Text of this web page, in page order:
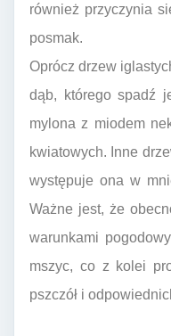
również przyczynia
posmak.
Oprócz drzew
dąb, którego spadź
mylona z miodem
kwiatowych. Inne
występuje ona w
Ważne jest, że
warunkami
mszyc, co z kolei
pszczół i